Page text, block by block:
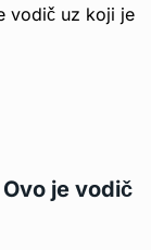
je vodič